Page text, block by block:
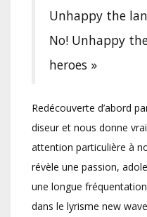
Unhappy the
No! Unhappy
heroes »
Redécouverte d’abord
diseur et nous donne
attention particulière à
révèle une passion,
une longue
dans le lyrisme new